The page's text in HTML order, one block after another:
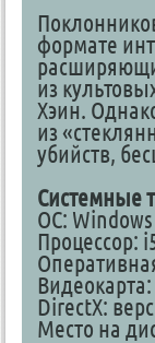
формате
из
Хэин.
из
убийств,
Системные
ОС: Windows
Процессор:
Видеокарта:
DirectX:
Место на